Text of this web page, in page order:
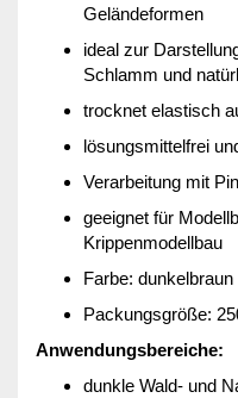
Geländeformen
ideal zur
Schlamm und
trocknet elastisch
lösungsmittelfrei
Verarbeitung mit
geeignet für
Krippenmodellbau
Farbe: dunkelbraun
Packungsgröße:
Anwendungsbereiche:
dunkle Wald- und